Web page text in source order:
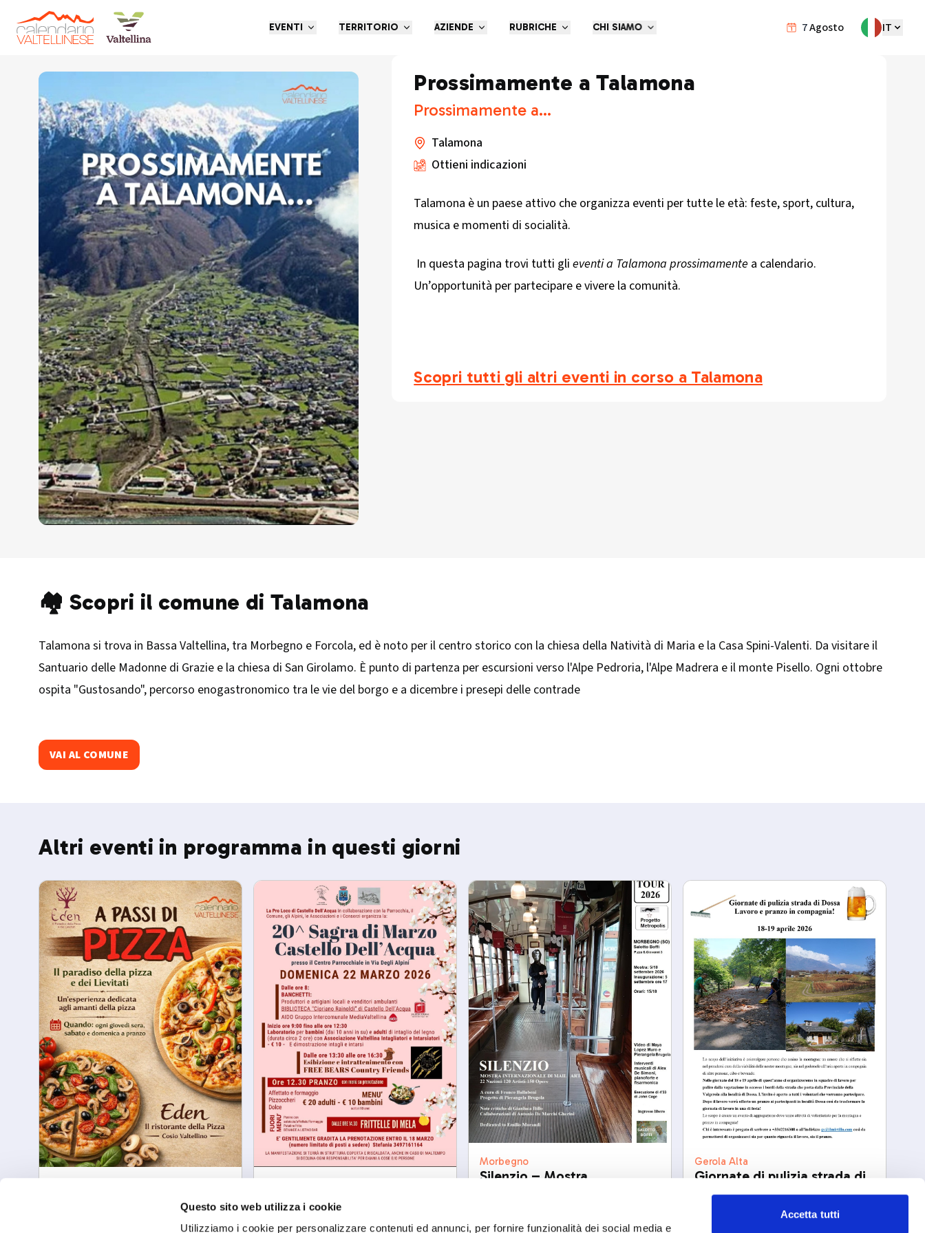
Questo sito web utilizza i cookie
Utilizziamo i cookie per personalizzare contenuti ed annunci, per fornire funzionalità dei social media e
Accetta tutti
7Agosto IT
EVENTI TERRITORIO AZIENDE RUBRICHE CHI SIAMO
Torna indietro
Prossimamente a Talamona
Prossimamente a...
Talamona
Ottieni indicazioni
Talamona è un paese attivo che organizza eventi per tutte le età: feste, sport, cultura,
musica e momenti di socialità.
In questa pagina trovi tutti glieventi a Talamona prossimamente a calendario.
Un’opportunità per partecipare e vivere la comunità.
Scopri tutti gli altri eventi in corso a Talamona
🏘️ Scopri il comune di Talamona
Talamona si trova in Bassa Valtellina, tra Morbegno e Forcola, ed è noto per il centro storico con la chiesa della Natività di Maria e la Casa Spini-Valenti. Da visitare il
Santuario delle Madonne di Grazie e la chiesa di San Girolamo. È punto di partenza per escursioni verso l'Alpe Pedroria, l'Alpe Madrera e il monte Pisello. Ogni ottobre
ospita "Gustosando", percorso enogastronomico tra le vie del borgo e a dicembre i presepi delle contrade
VAI AL COMUNE
Altri eventi in programma in questi giorni
Sagra di marzo
sab, 22/03/2206
Morbegno
Silenzio – Mostra
Gerola Alta
Giornate di pulizia strada di